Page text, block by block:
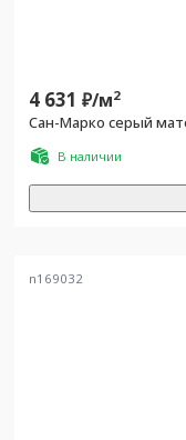
4 631 ₽/м2
Сан-Марко серый
В наличии
n169032